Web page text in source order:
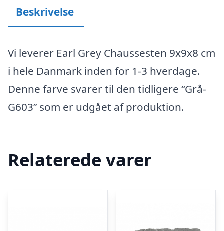
Beskrivelse
Vi leverer Earl Grey Chaussesten 9x9x8 cm
i hele Danmark inden for 1-3 hverdage.
Denne farve svarer til den tidligere “Grå-
G603” som er udgået af produktion.
Relaterede varer